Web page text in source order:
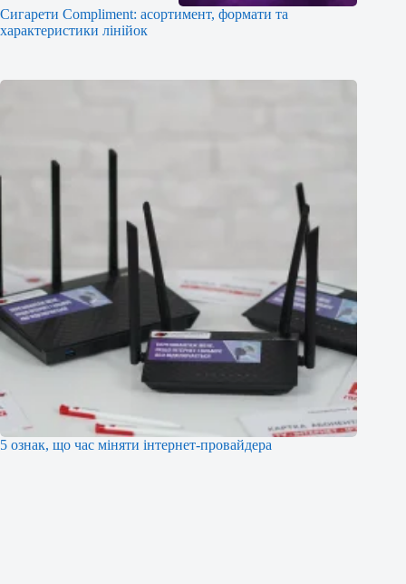
Сигарети Compliment: асортимент, формати та
характеристики лінійок
5 ознак, що час міняти інтернет-провайдера